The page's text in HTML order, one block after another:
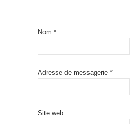
Nom *
Adresse de messagerie *
Site web